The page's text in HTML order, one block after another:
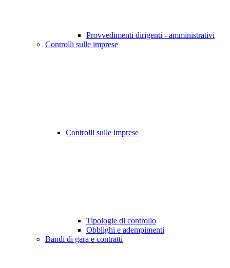
Provvedimenti dirigenti - amministrativi
Controlli sulle imprese
Controlli sulle imprese
Tipologie di controllo
Obblighi e adempimenti
Bandi di gara e contratti